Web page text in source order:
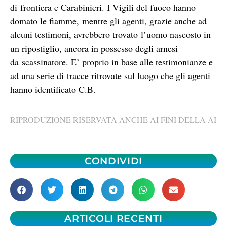
di frontiera e Carabinieri. I Vigili del fuoco hanno
domato le fiamme, mentre gli agenti, grazie anche ad
alcuni testimoni, avrebbero trovato l’uomo nascosto in
un ripostiglio, ancora in possesso degli arnesi
da scassinatore. E’ proprio in base alle testimonianze e
ad una serie di tracce ritrovate sul luogo che gli agenti
hanno identificato C.B.
RIPRODUZIONE RISERVATA ANCHE AI FINI DELLA AI
CONDIVIDI
ARTICOLI RECENTI